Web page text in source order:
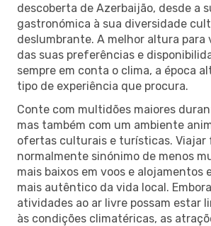
descoberta de Azerbaijão, desde a
gastronómica à sua diversidade
deslumbrante. A melhor altura para
das suas preferências e
sempre em conta o clima, a época
tipo de experiência que procura.
Conte com multidões maiores
mas também com um ambiente
ofertas culturais e turísticas. Viajar
normalmente sinónimo de menos
mais baixos em voos e alojamentos
mais autêntico da vida local.
atividades ao ar livre possam estar
às condições climatéricas, as